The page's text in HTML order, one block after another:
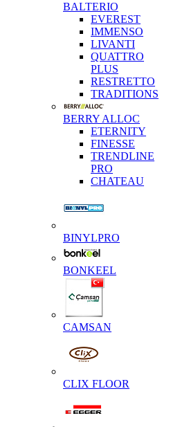
BALTERIO
EVEREST
IMMENSO
LIVANTI
QUATTRO
PLUS
RESTRETTO
TRADITIONS
BERRY ALLOC
ETERNITY
FINESSE
TRENDLINE
PRO
CHATEAU
BINYLPRO
BONKEEL
CAMSAN
CLIX FLOOR